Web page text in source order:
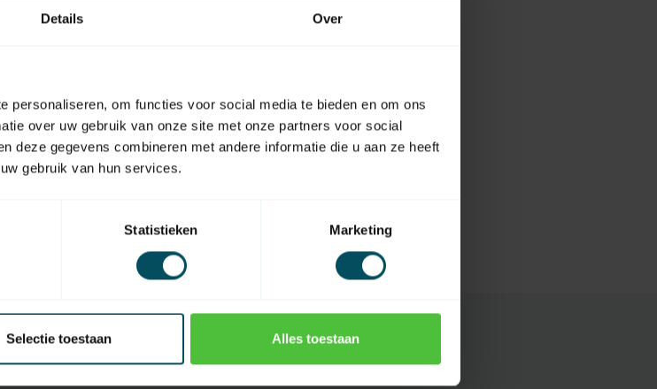
Details Over
personaliseren, om functies voor social media te bieden en om ons
over uw gebruik van onze site met onze partners voor social
deze gegevens combineren met andere informatie die u aan ze heeft
gebruik van hun services.
Statistieken Marketing
Selectie toestaan Alles toestaan
In stock
Single universal roll holder